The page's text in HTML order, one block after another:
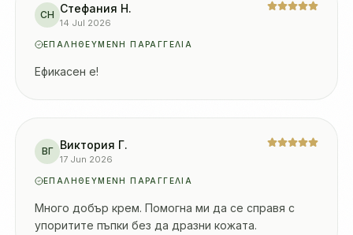
СН Стефания Н.
14 Jul 2026
ΕΠΑΛΗΘΕΥΜΈΝΗ ΠΑΡΑΓΓΕΛΊΑ
Ефикасен е!
ВГ Виктория Г.
17 Jun 2026
ΕΠΑΛΗΘΕΥΜΈΝΗ ΠΑΡΑΓΓΕΛΊΑ
Много добър крем. Помогна ми да се справя с
упоритите пъпки без да дразни кожата.